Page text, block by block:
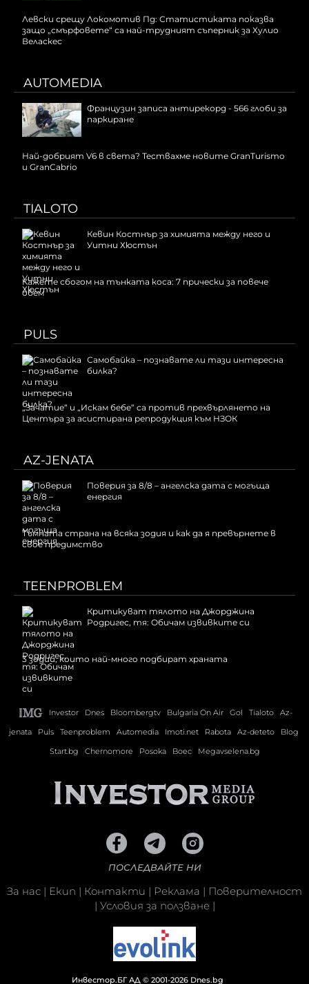
Левски срещу Локомотив Пд: Статистиката показва
защо „смърфовете“ са най-трудният съперник за Хулио
Веласкес
AUTOMEDIA
Французин записа антирекорд - 566 глоби за
паркиране
Най-добрият V6 в света? Тествахме новите GranTurismo
и GranCabrio
TIALOTO
Кевин Костнър за химията между него и
Уитни Хюстън
Кажете сбогом на тънката коса: 7 прически за повече
обем
PULS
Самобайка – познавате ли тази интересна
билка?
„Зачатие“ и „Искам бебе“ са против прехвърлянето на
Центъра за асистирана репродукция към НЗОК
AZ-JENATA
Поверия за 8/8 – ангелска дата с могъща
енергия
Тъмната страна на всяка зодия и как да я превърнете в
свое предимство
TEENPROBLEM
Критикуват тялото на Джорджина
Родригес, тя: Обичам извивките си
3 зодии, които най-много подбират храната
Investor Dnes Bloombergtv Bulgaria On Air Gol Tialoto
Az-
jenata
Puls Teenproblem Automedia Imoti.net Rabota Az-deteto
Blog
Start.bg
Chernomore Posoka Boec Megavselena.bg
ПОСЛЕДВАЙТЕ НИ
За нас | Екип | Контакти | Реклама | Поверителност
| Условия за ползване|
Инвестор.БГ АД © 2001-2026 Dnes.bg